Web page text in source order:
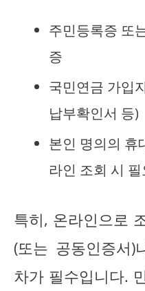
주민등록증 또
증
국민연금 가입
납부확인서 등)
본인 명의의 휴
라인 조회 시 필
특히, 온라인으로
(또는 공동인증서)
차가 필수입니다.